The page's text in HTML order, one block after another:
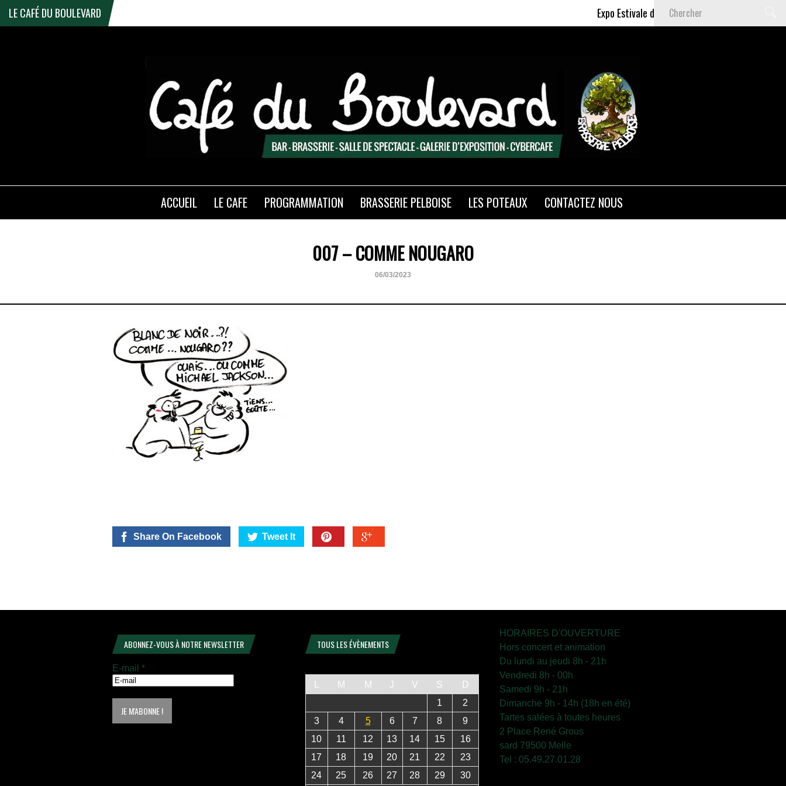
LE CAFÉ DU BOULEVARD Expo Estivale de Céline DELAS - Du 9 Juillet au 6
ACCUEIL LE CAFE PROGRAMMATION BRASSERIE PELBOISE LES POTEAUX CONTACTEZ NOUS
007 – COMME NOUGARO
06/03/2023
Share On Facebook Tweet It
ABONNEZ-VOUS À NOTRE NEWSLETTER
E-mail *
TOUS LES ÉVÈNEMENTS
M M J V S
D
1
2
3
4 5 6 7 8
9
10
11 12 13 14 15
16
17
18 19 20 21 22
23
24
25 26 27 28 29 30
HORAIRES D'OUVERTURE
Hors concert et animation
Du lundi au jeudi 8h - 21h
Vendredi 8h - 00h
Samedi 9h - 21h
Dimanche 9h - 14h (18h en été)
Tartes salées à toutes heures
2 Place René Grous
sard 79500 Melle
Tel : 05.49.27.01.28